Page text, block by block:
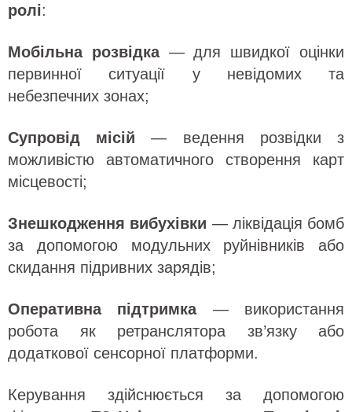
ролі:
Мобільна розвідка — для швидкої оцінки
первинної ситуації у невідомих та
небезпечних зонах;
Супровід місій — ведення розвідки з
можливістю автоматичного створення карт
місцевості;
Знешкодження вибухівки — ліквідація бомб
за допомогою модульних руйнівників або
скидання підривних зарядів;
Оперативна підтримка— використання
робота як ретранслятора зв’язку або
додаткової сенсорної платформи.
Керування здійснюється за допомогою